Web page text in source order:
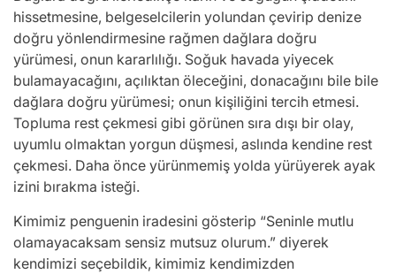
hissetmesine, belgeselcilerin yolundan çevirip denize
doğru yönlendirmesine rağmen dağlara doğru
yürümesi, onun kararlılığı. Soğuk havada yiyecek
bulamayacağını, açılıktan öleceğini, donacağını bile bile
dağlara doğru yürümesi; onun kişiliğini tercih etmesi.
Topluma rest çekmesi gibi görünen sıra dışı bir olay,
uyumlu olmaktan yorgun düşmesi, aslında kendine rest
çekmesi. Daha önce yürünmemiş yolda yürüyerek ayak
izini bırakma isteği.
Kimimiz penguenin iradesini gösterip “Seninle mutlu
olamayacaksam sensiz mutsuz olurum.” diyerek
kendimizi seçebildik, kimimiz kendimizden